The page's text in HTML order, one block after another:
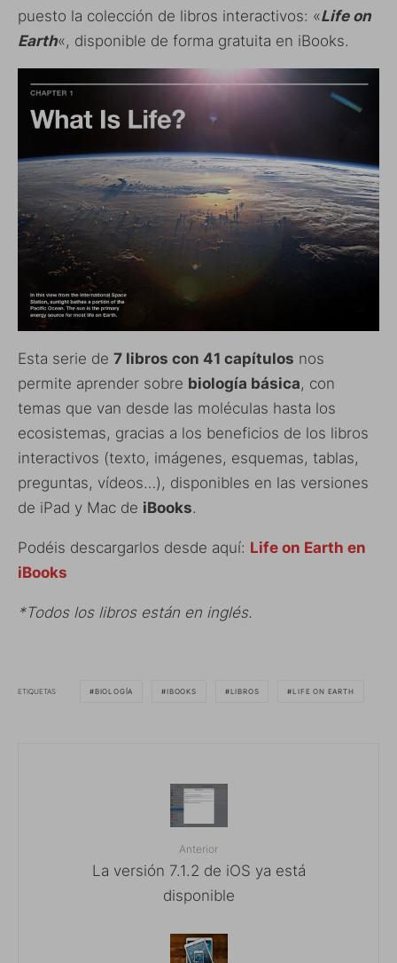
puesto la colección de libros interactivos: «Life on
Earth«, disponible de forma gratuita en iBooks.
Esta serie de 7 libros con 41 capítulos nos
permite aprender sobre biología básica, con
temas que van desde las moléculas hasta los
ecosistemas, gracias a los beneficios de los libros
interactivos (texto, imágenes, esquemas, tablas,
preguntas, vídeos…), disponibles en las versiones
de iPad y Mac de iBooks.
Podéis descargarlos desde aquí: Life on Earth en
iBooks
*Todos los libros están en inglés.
ETIQUETAS BIOLOGÍA IBOOKS LIBROS LIFE ON EARTH
Anterior
La versión 7.1.2 de iOS ya está
disponible